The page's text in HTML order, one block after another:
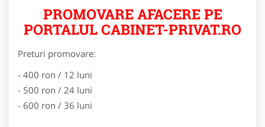
PROMOVARE AFACERE PE
PORTALUL CABINET-PRIVAT.RO
Preturi promovare:
- 400 ron / 12 luni
- 500 ron / 24 luni
- 600 ron / 36 luni